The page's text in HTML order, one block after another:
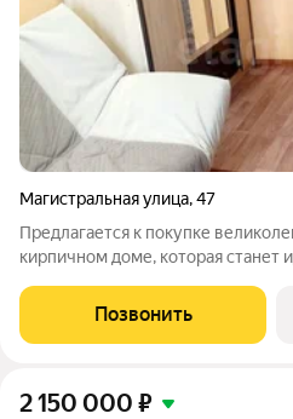
Магистральная улица,47
Предлагается к покупке
кирпичном доме, которая станет
заселению без лишних затрат на
разные стороны, что
Позвонить
2 150 000 ₽